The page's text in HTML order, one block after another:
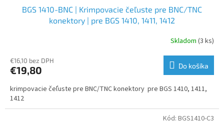
BGS 1410-BNC | Krimpovacie čeľuste pre BNC/TNC
konektory | pre BGS 1410, 1411, 1412
Skladom (3 ks)
€16,10 bez DPH
€19,80 Do košíka
krimpovacie čeľuste pre BNC/TNC konektory pre BGS 1410, 1411,
1412
Kód: BGS1410-C3